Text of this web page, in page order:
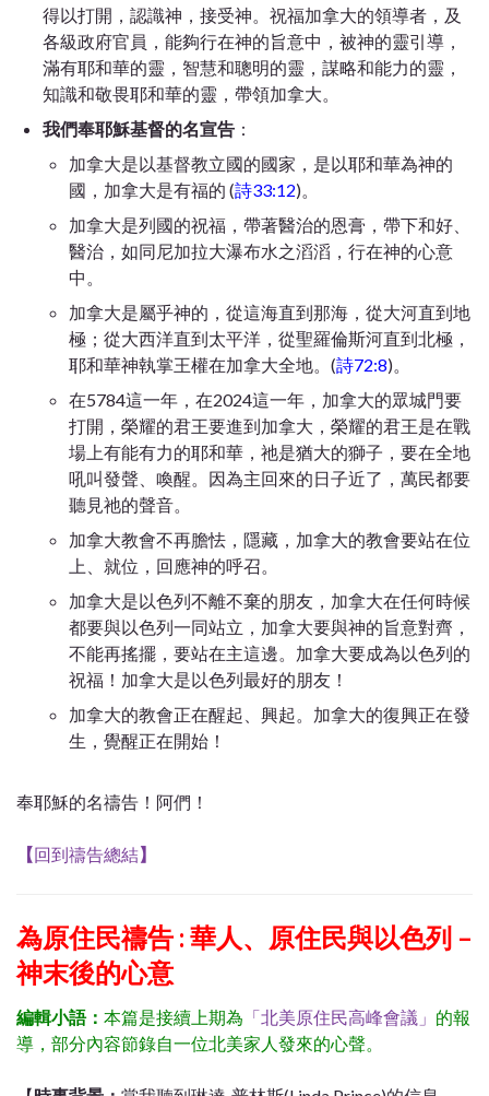
得以打開，認識神，接受神。祝福加拿大的領導者，及
各級政府官員，能夠行在神的旨意中，被神的靈引導，
滿有耶和華的靈，智慧和聰明的靈，謀略和能力的靈，
知識和敬畏耶和華的靈，帶領加拿大。
我們奉耶穌基督的名宣告 ：
加拿大是以基督教立國的國家，是以耶和華為神的
國，加拿大是有福的 (詩33:12)。
加拿大是列國的祝福，帶著醫治的恩膏，帶下和好、
醫治，如同尼加拉大瀑布水之滔滔，行在神的心意
中。
加拿大是屬乎神的，從這海直到那海，從大河直到地
極；從大西洋直到太平洋，從聖羅倫斯河直到北極，
耶和華神執掌王權在加拿大全地。(詩72:8)。
在5784這一年，在2024這一年，加拿大的眾城門要
打開，榮耀的君王要進到加拿大，榮耀的君王是在戰
場上有能有力的耶和華，祂是猶大的獅子，要在全地
吼叫發聲、喚醒。因為主回來的日子近了，萬民都要
聽見祂的聲音。
加拿大教會不再膽怯，隱藏，加拿大的教會要站在位
上、就位，回應神的呼召。
加拿大是以色列不離不棄的朋友，加拿大在任何時候
都要與以色列一同站立，加拿大要與神的旨意對齊，
不能再搖擺，要站在主這邊。加拿大要成為以色列的
祝福！加拿大是以色列最好的朋友！
加拿大的教會正在醒起、興起。加拿大的復興正在發
生，覺醒正在開始！
奉耶穌的名禱告！阿們！
【回到禱告總結】
為原住民禱告 : 華人、原住民與以色列 –
神末後的心意
編輯小語： 本篇是接續上期為 「北美原住民高峰會議」 的報
導，部分內容節錄自一位北美家人發來的心聲。